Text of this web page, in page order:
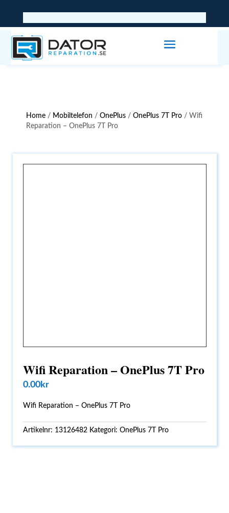
Home / Mobiltelefon /OnePlus /OnePlus 7T Pro / Wifi
Reparation – OnePlus 7T Pro
Wifi Reparation – OnePlus 7T Pro
0.00kr
Wifi Reparation – OnePlus 7T Pro
Artikelnr: 13126482 Kategori:OnePlus 7T Pro